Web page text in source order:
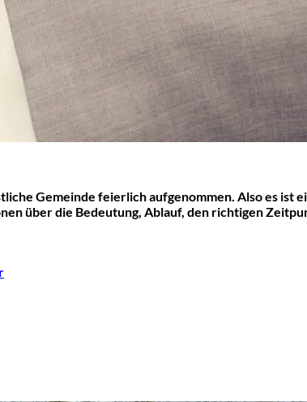
Gemeinde feierlich aufgenommen. Also es
über die Bedeutung, Ablauf, den richtigen